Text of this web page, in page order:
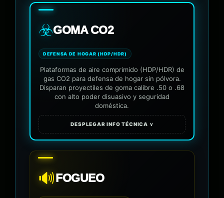
☣️GOMA CO2
DEFENSA DE HOGAR (HDP/HDR)
Plataformas de aire comprimido (HDP/HDR) de
gas CO2 para defensa de hogar sin pólvora.
Disparan proyectiles de goma calibre .50 o .68
con alto poder disuasivo y seguridad
doméstica.
DESPLEGAR INFO TÉCNICA ∨
🔊 FOGUEO